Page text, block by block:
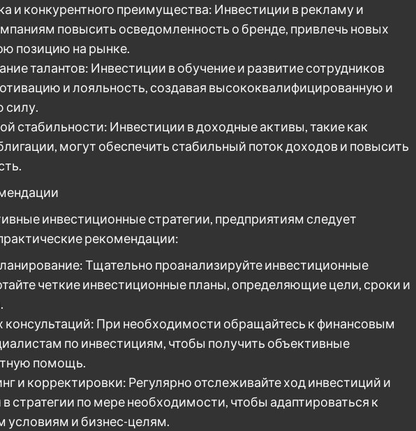
и конкурентного преимущества: Инвестиции в рекламу и
повысить осведомленность о бренде, привлечь новых
позицию на рынке.
талантов: Инвестиции в обучение и развитие сотрудников
и лояльность, создавая высококвалифицированную и
силу.
стабильности: Инвестиции в доходные активы, такие как
могут обеспечить стабильный поток доходов и повысить
инвестиционные стратегии, предприятиям следует
рекомендации:
Тщательно проанализируйте инвестиционные
четкие инвестиционные планы, определяющие цели, сроки и
При необходимости обращайтесь к финансовым
по инвестициям, чтобы получить объективные
помощь.
и корректировки: Регулярно отслеживайте ход инвестиций и
стратегии по мере необходимости, чтобы адаптироваться к
и бизнес-целям.